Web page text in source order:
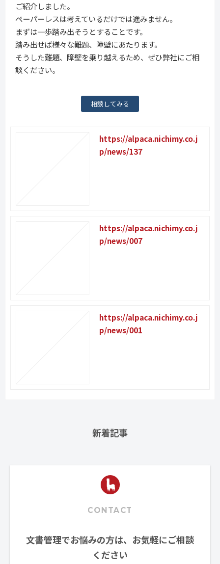
ご紹介しました。
ペーパーレスは考えているだけでは進みません。
まずは一歩踏み出そうとすることです。
踏み出せば様々な難題、障壁にあたります。
そうした難題、障壁を乗り越えるため、ぜひ弊社にご相
談ください。
相談してみる
https://alpaca.nichimy.co.j
p/news/137
https://alpaca.nichimy.co.j
p/news/007
https://alpaca.nichimy.co.j
p/news/001
新着記事
CONTACT
文書管理でお悩みの方は、お気軽にご相談
ください